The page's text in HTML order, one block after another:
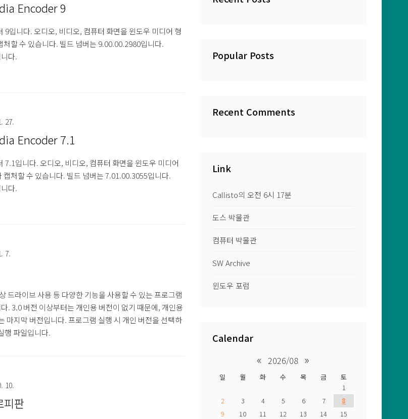
Popular Posts
Recent Comments
Link
Callisto의 오전 6시 17분
도스 박물관
컴퓨터 박물관
SW Archive
윈도우 포럼
Calendar
« 2026/08 »
일 월 화 수 목 금
토
1
2
3 4 5 6 7
8
9
10 11 12 13 14
15
Encoder 9
9입니다. 오디오, 비디오, 컴퓨터 화면을 윈도우 미디어 형
처할 수 있습니다. 빌드 넘버는 9.00.00.2980입니다.
다.
27.
Encoder 7.1
7.1입니다. 오디오, 비디오, 컴퓨터 화면을 윈도우 미디어
캡처할 수 있습니다. 빌드 넘버는 7.01.00.3055입니다.
다.
7.
드라이브 사용 등 다양한 기능을 사용할 수 있는 프로그램
. 3.0 버전 이상부터는 개인용 버전이 없기 때문에, 개인용
마지막 버전입니다. 프로그램 실행 시 개인 버전을 선택하
행 파일입니다.
10.
피판